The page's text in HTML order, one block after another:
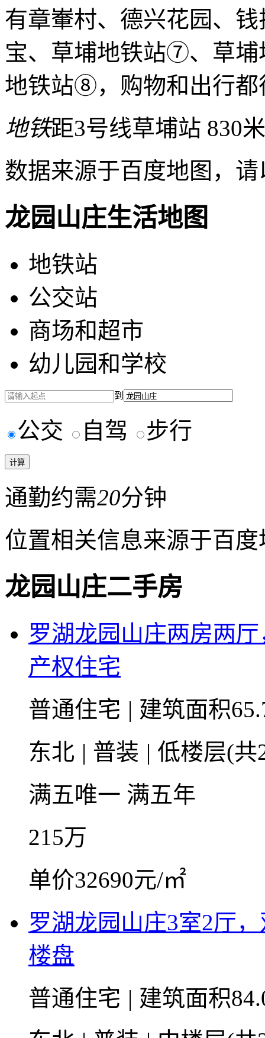
有章輋村、德兴花园、
宝、草埔地铁站⑦、草
地铁站⑧，购物和出行
地铁距3号线草埔站 830米
数据来源于百度地图，
龙园山庄生活地图
地铁站
公交站
商场和超市
幼儿园和学校
到
公交 自驾 步行
通勤约需20分钟
位置相关信息来源于百
龙园山庄二手房
罗湖龙园山庄两房两
产权住宅
普通住宅 | 建筑面积
东北 | 普装 | 低楼层(
满五唯一 满五年
215万
单价32690元/㎡
罗湖龙园山庄3室2厅
楼盘
普通住宅 | 建筑面积